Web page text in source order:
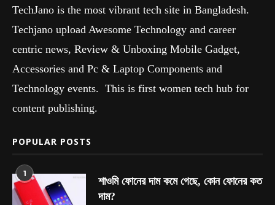
TechJano is the most vibrant tech site in Bangladesh.
Techjano upload Awesome Technology and career
centric news, Review & Unboxing Mobile Gadget,
Accessories and Pc & Laptop Components and
Technology events. This is first women tech hub for
content publishing.
POPULAR POSTS
1
শাওমি ফোনের দাম কমে গেছে, কোন ফোনের কত
দাম?